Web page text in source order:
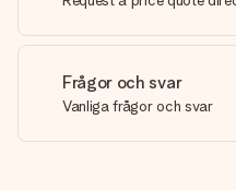
Frågor och svar
Vanliga frågor och svar